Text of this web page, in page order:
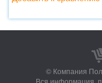
© Компания
Вся информация,